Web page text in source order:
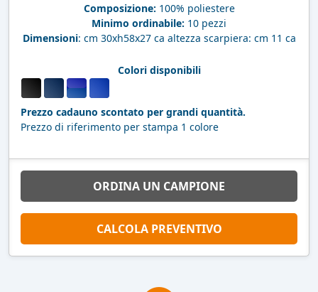
Composizione: 100% poliestere
Minimo ordinabile: 10 pezzi
Dimensioni: cm 30xh58x27 ca altezza scarpiera: cm 11 ca
Colori disponibili
Prezzo cadauno scontato per grandi quantità.
Prezzo di riferimento per stampa 1 colore
ORDINA UN CAMPIONE
CALCOLA PREVENTIVO